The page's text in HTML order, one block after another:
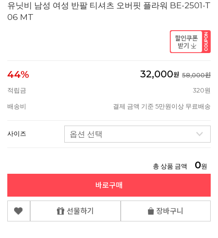
유닛비 남성 여성 반팔 티셔츠 오버핏 플라워 BE-2501-T
06 MT
44% 32,000원 58,000원
적립금
320원
배송비 결제 금액 기준 5만원이상 무료배송
사이즈
총 상품 금액 0원
바로구매
선물하기 장바구니